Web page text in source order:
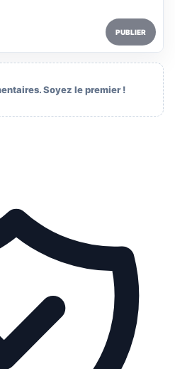
PUBLIER
Soyez le premier !